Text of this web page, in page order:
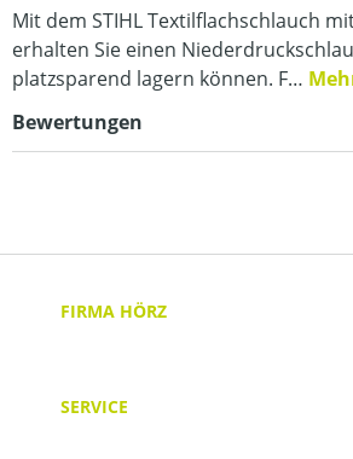
Mit dem STIHL Textilflachschlauch
erhalten Sie einen
platzsparend lagern können. F…
Bewertungen
FIRMA HÖRZ
SERVICE